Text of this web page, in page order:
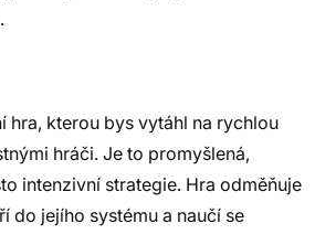
hra, kterou bys vytáhl na rychlou
hráči. Je to promyšlená,
intenzivní strategie. Hra odměňuje
do jejího systému a naučí se